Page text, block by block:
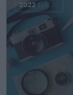
2022 JUL 26